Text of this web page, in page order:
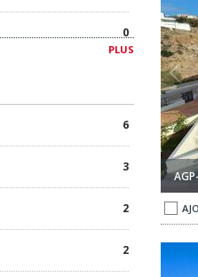
0
PLUS
6
3
2
2
Proximité De La Mer À Torre Del Mar 2